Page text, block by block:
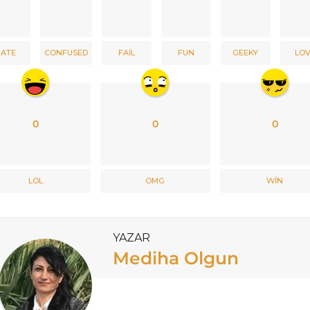
CONFUSED FAIL FUN GEEKY
0
LOL
0
OMG
0
WIN
YAZAR
Mediha Olgun